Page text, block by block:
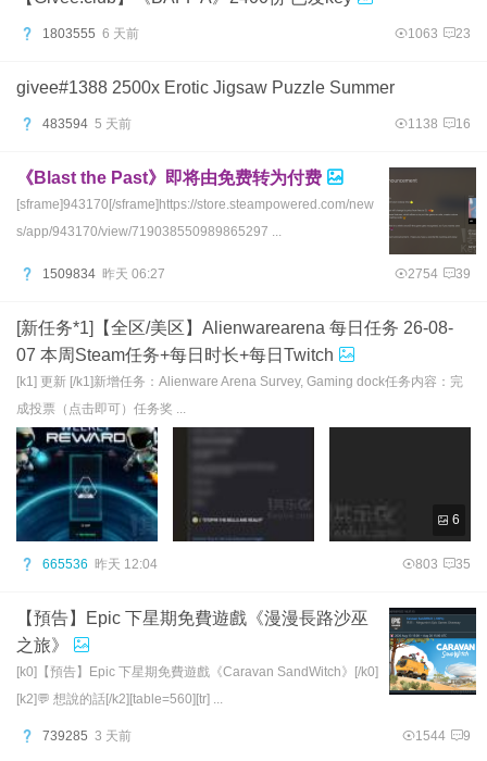
1803555 6 天前 1063 23
givee#1388 2500x Erotic Jigsaw Puzzle Summer
483594 5 天前 1138 16
《Blast the Past》即将由免费转为付费
[sframe]943170[/sframe]https://store.steampowered.com/new
s/app/943170/view/719038550989865297 ...
1509834 昨天 06:27 2754 39
[新任务*1]【全区/美区】Alienwarearena 每日任务 26-08-
07 本周Steam任务+每日时长+每日Twitch
[k1] 更新 [/k1]新增任务：Alienware Arena Survey, Gaming dock任务内容：完
成投票（点击即可）任务奖 ...
6
665536 昨天 12:04 803 35
【預告】Epic 下星期免費遊戲《漫漫長路沙巫
之旅》
[k0]【預告】Epic 下星期免費遊戲《Caravan SandWitch》[/k0]
[k2]💬 想說的話[/k2][table=560][tr] ...
739285 3 天前 1544 9